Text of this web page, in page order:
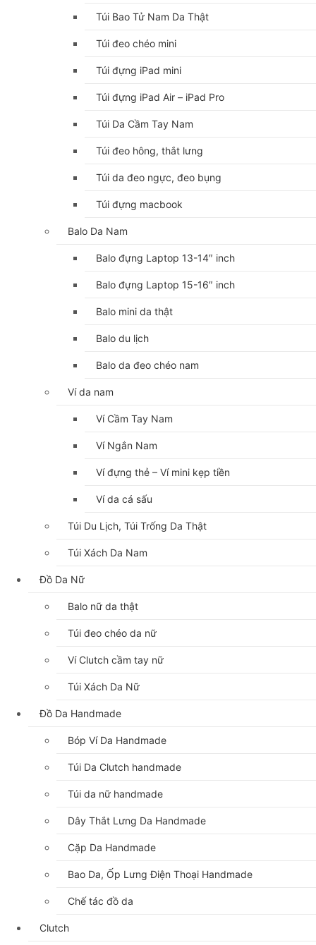
Túi Bao Tử Nam Da Thật
Túi đeo chéo mini
Túi đựng iPad mini
Túi đựng iPad Air – iPad Pro
Túi Da Cầm Tay Nam
Túi đeo hông, thắt lưng
Túi da đeo ngực, đeo bụng
Túi đựng macbook
Balo Da Nam
Balo đựng Laptop 13-14″ inch
Balo đựng Laptop 15-16″ inch
Balo mini da thật
Balo du lịch
Balo da đeo chéo nam
Ví da nam
Ví Cầm Tay Nam
Ví Ngắn Nam
Ví đựng thẻ – Ví mini kẹp tiền
Ví da cá sấu
Túi Du Lịch, Túi Trống Da Thật
Túi Xách Da Nam
Đồ Da Nữ
Balo nữ da thật
Túi đeo chéo da nữ
Ví Clutch cầm tay nữ
Túi Xách Da Nữ
Đồ Da Handmade
Bóp Ví Da Handmade
Túi Da Clutch handmade
Túi da nữ handmade
Dây Thắt Lưng Da Handmade
Cặp Da Handmade
Bao Da, Ốp Lưng Điện Thoại Handmade
Chế tác đồ da
Clutch